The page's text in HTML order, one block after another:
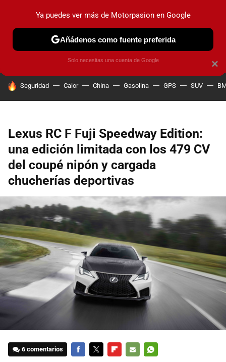
PRUEBAS COCHES ELÉCTRICOS OBSERVATORIO
HOY SE HABLA DE
Seguridad Calor China Gasolina GPS SUV
Lexus RC F Fuji Speedway Edition:
una edición limitada con los 479 CV
del coupé nipón y cargada
chucherías deportivas
6 comentarios
×
Ya puedes ver más de Motorpasion en Google
Añádenos como fuente preferida
Solo necesitas una cuenta de Google